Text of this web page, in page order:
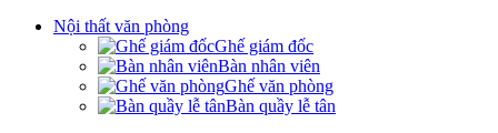
Nội thất văn phòng
Ghế giám đốc
Bàn nhân viên
Ghế văn phòng
Bàn quầy lễ tân